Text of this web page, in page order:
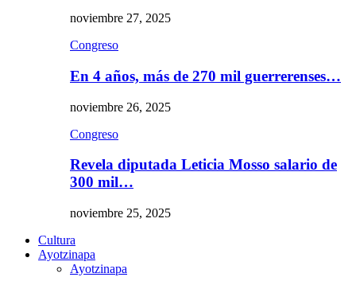
noviembre 27, 2025
Congreso
En 4 años, más de 270 mil guerrerenses…
noviembre 26, 2025
Congreso
Revela diputada Leticia Mosso salario de
300 mil…
noviembre 25, 2025
Cultura
Ayotzinapa
Ayotzinapa